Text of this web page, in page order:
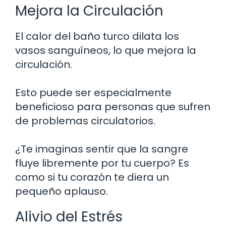
Mejora la Circulación
El calor del baño turco dilata los
vasos sanguíneos, lo que mejora la
circulación.
Esto puede ser especialmente
beneficioso para personas que sufren
de problemas circulatorios.
¿Te imaginas sentir que la sangre
fluye libremente por tu cuerpo? Es
como si tu corazón te diera un
pequeño aplauso.
Alivio del Estrés